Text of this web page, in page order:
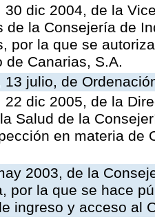
30 dic 2004, de la
de la Consejería de
por la que se
de Canarias, S.A.
13 julio, de
22 dic 2005, de la
Salud de la
en materia de
2003, de la
por la que se hace
ingreso y acceso al